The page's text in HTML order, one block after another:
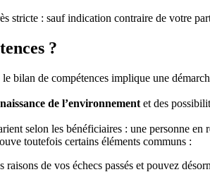
stricte : sauf indication contraire de votre
?
le bilan de compétences implique une
de l’environnement et des
selon les bénéficiaires : une personne
toutefois certains éléments communs :
raisons de vos échecs passés et pouvez